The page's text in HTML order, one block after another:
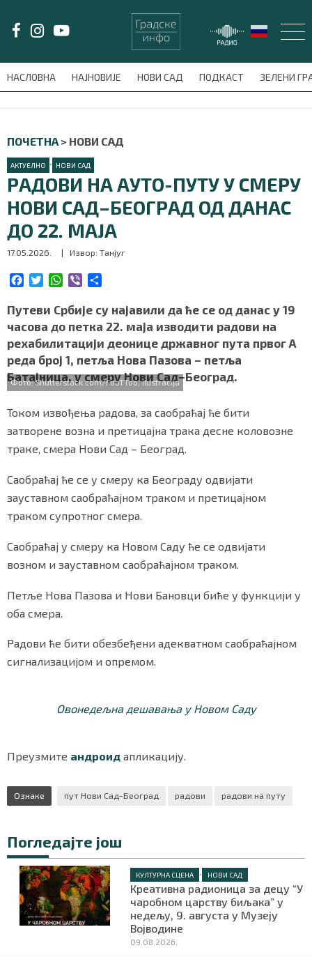
НАСЛОВНА НАЈНОВИЈЕ НОВИ САД ПОДКАСТ ЗЕЛЕНИ
meni'); $this_item = current( wp_filter_object_list(
ПОЧЕТНА > НОВИ САД
АКТУЕЛНО • НОВИ САД
РАДОВИ НА АУТО-ПУТУ У СМЕРУ
НОВИ САД–БЕОГРАД ОД ДАНАС
ДО 22. МАЈА
17.05.2026. | Извор: Танјуг
c
e
b
o
o
k
i
t
t
e
r
W
a
t
s
A
p
p
b
e
r
a
e
Путеви Србије су најавили да ће се од данас у 19
часова до петка 22. маја изводити радови на
рехабилитацији деонице државног пута првог А
реда број 1, петља Нова Пазова – петља
Батајница, у смеру Нови Сад–Београд.
Фото: Shutterstock.com/FooTToo, ilustracija
Током извођења радова, за саобраћај ће бити
затворене возна и претицајна трака десне коловозне
траке, смера Нови Сад – Београд.
Саобраћај ће се у смеру ка Београду одвијати
зауставном саобраћајном траком и претицајном
траком супротног смера.
Саобраћај у смеру ка Новом Саду ће се одвијати
возном и зауставном саобраћајном траком.
Петље Нова Пазова и Нови Бановци биће у функцији у
оба смера.
Радови ће бити обезбеђени адекватном саобраћајном
сигнализацијом и опремом.
Овонедељна дешавања у Новом Саду
Преузмите андроид апликацију.
Ознаке пут Нови Сад-Београд радови радови на путу
Погледајте још
КУЛТУРНА СЦЕНА • НОВИ САД
Креативна радионица за децу “У
чаробном царству биљака” у
недељу, 9. августа у Музеју
Војводине
09.08.2026.
LAT/ЋИР
НАЈНОВИЈЕ
НОВИ САД
ПОДКАСТ
СПЕЦИЈАЛИ
БЛОГ
СРБИЈА
СВЕТ
ЖИВОТ И СТИЛ
СПОРТ
БИЗНИС
redakcija@gradskeinfo.rs